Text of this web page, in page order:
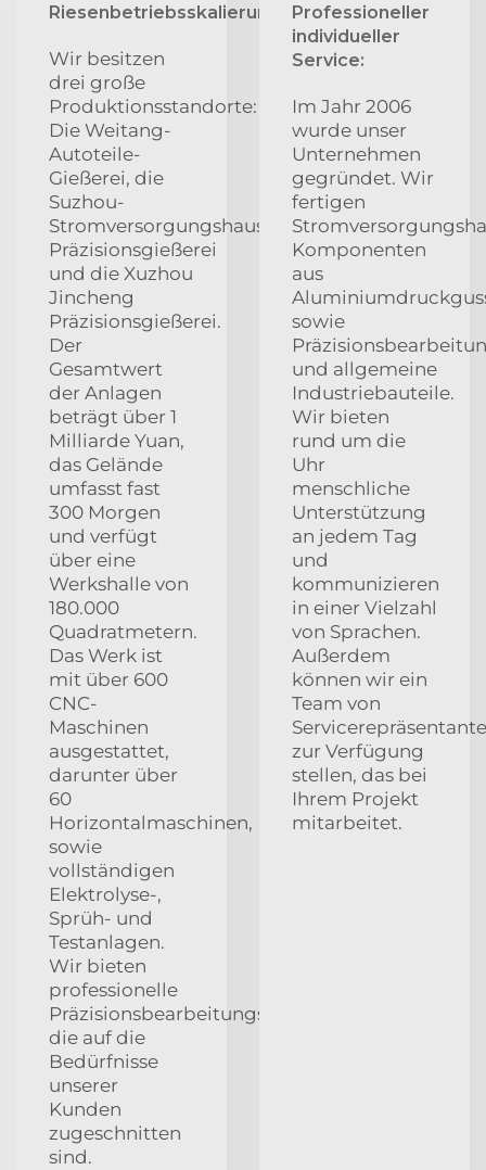
Riesenbetriebsskalierung:
Wir besitzen
drei große
Produktionsstandorte:
Die Weitang-
Autoteile-
Gießerei, die
Suzhou-
Stromversorgungshauss-
Präzisionsgießerei
und die Xuzhou
Jincheng
Präzisionsgießerei.
Der
Gesamtwert
der Anlagen
beträgt über 1
Milliarde Yuan,
das Gelände
umfasst fast
300 Morgen
und verfügt
über eine
Werkshalle von
180.000
Quadratmetern.
Das Werk ist
mit über 600
CNC-
Maschinen
ausgestattet,
darunter über
60
Horizontalmaschinen,
sowie
vollständigen
Elektrolyse-,
Sprüh- und
Testanlagen.
Wir bieten
professionelle
Präzisionsbearbeitungsleistungen,
die auf die
Bedürfnisse
unserer
Kunden
zugeschnitten
sind.
Professioneller
individueller
Service:
Im Jahr 2006
wurde unser
Unternehmen
gegründet. Wir
fertigen
Komponenten
aus
sowie
und allgemeine
Industriebauteile.
Wir bieten
rund um die
Uhr
menschliche
Unterstützung
an jedem Tag
und
kommunizieren
in einer Vielzahl
von Sprachen.
Außerdem
können wir ein
Team von
zur Verfügung
stellen, das bei
Ihrem Projekt
mitarbeitet.